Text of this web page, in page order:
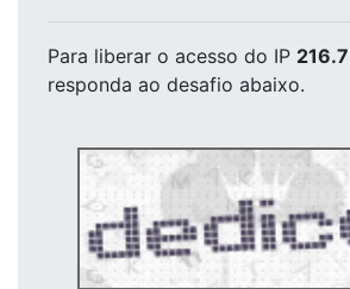
Para liberar o acesso do IP
responda ao desafio abaixo.